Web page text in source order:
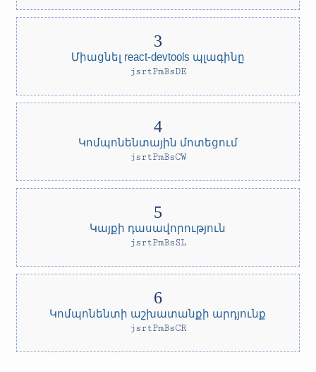
Միացնել react-devtools պլագինը
jsrtPmBsDE
Կոմպոնենտային մոտեցում
jsrtPmBsCW
Կայքի դասավորություն
jsrtPmBsSL
Կոմպոնենտի աշխատանքի արդյունք
jsrtPmBsCR